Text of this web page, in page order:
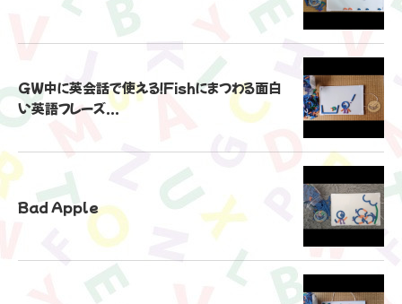
GW中に英会話で使える！Fishにまつわる面白
い英語フレーズ...
Bad Apple